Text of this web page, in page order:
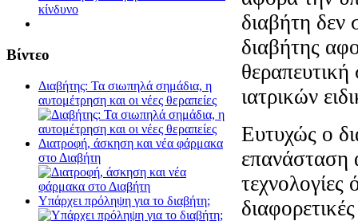
διαβήτη δεν
διαβήτης
ιατρικών
Ευτυχώς ο
επανάσταση
τεχνολογίες
κίνδυνο
Βίντεο
Διαβήτης: Τα σιωπηλά σημάδια, η
αυτομέτρηση και οι νέες θεραπείες
Διατροφή, άσκηση και νέα φάρμακα
στο Διαβήτη
Υπάρχει πρόληψη για το διαβήτη;